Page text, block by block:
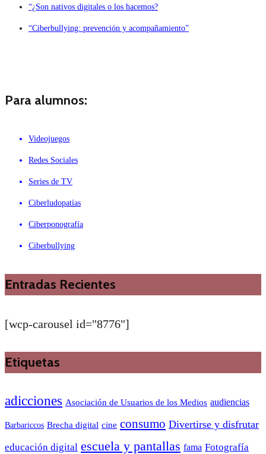
“¿Son nativos digitales o los hacemos?
“Ciberbullying: prevención y acompañamiento”
Para alumnos:
Videojuegos
Redes Sociales
Series de TV
Ciberludopatías
Ciberponografía
Ciberbullying
Entradas Recientes
[wcp-carousel id="8776"]
Etiquetas
adicciones Asociación de Usuarios de los Medios audiencias
Barbariccos Brecha digital cine consumo Divertirse y disfrutar
educación digital escuela y pantallas fama Fotografía